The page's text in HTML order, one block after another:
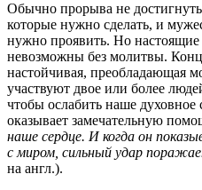
Обычно прорыва не
которые нужно сделать, и
нужно проявить. Но
невозможны без молитвы.
настойчивая, преобладающая
участвуют двое или более
чтобы ослабить наше
оказывает замечательную
наше сердце. И когда он
с миром, сильный удар
на англ.).